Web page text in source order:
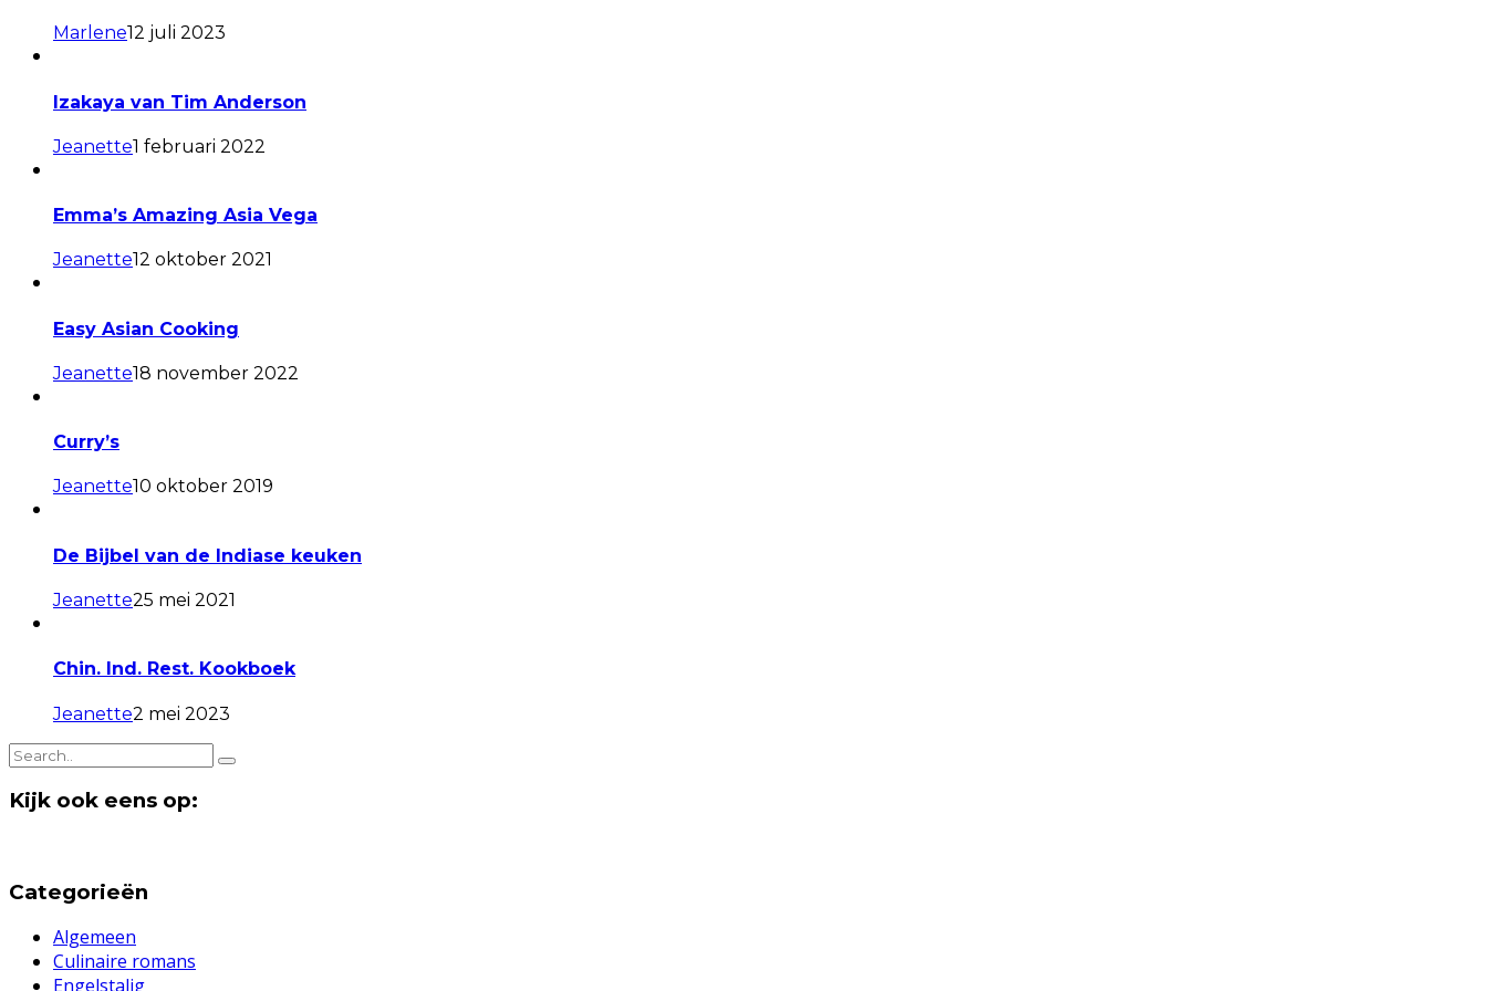
Marlene12 juli 2023
Izakaya van Tim Anderson
Jeanette1 februari 2022
Emma’s Amazing Asia Vega
Jeanette12 oktober 2021
Easy Asian Cooking
Jeanette18 november 2022
Curry’s
Jeanette10 oktober 2019
De Bijbel van de Indiase keuken
Jeanette25 mei 2021
Chin. Ind. Rest. Kookboek
Jeanette2 mei 2023
Kijk ook eens op:
Categorieën
Algemeen
Culinaire romans
Engelstalig